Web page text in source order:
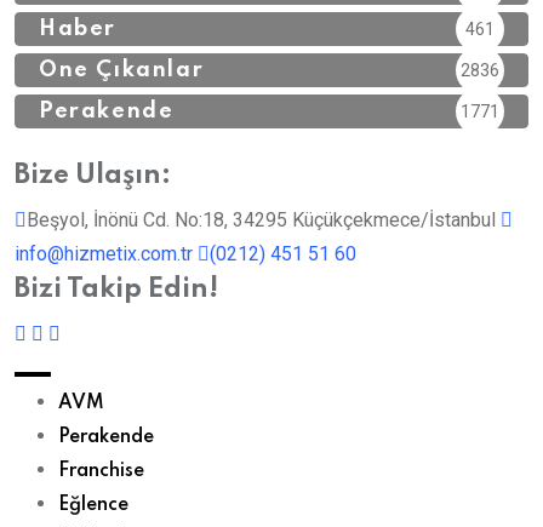
Haber 461
Öne Çıkanlar 2836
Perakende 1771
Bize Ulaşın:
Beşyol, İnönü Cd. No:18, 34295 Küçükçekmece/İstanbul
info@hizmetix.com.tr
(0212) 451 51 60
Bizi Takip Edin!
AVM
Perakende
Franchise
Eğlence